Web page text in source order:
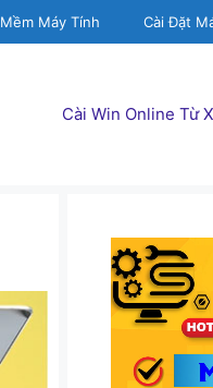
Máy Tính Cài Đặt
Cài Win Online Từ